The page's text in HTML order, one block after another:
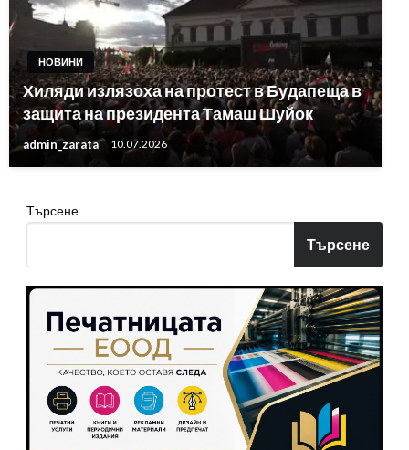
НОВИНИ
Хиляди излязоха на протест в Будапеща в
защита на президента Тамаш Шуйок
admin_zarata 10.07.2026
Търсене
Търсене